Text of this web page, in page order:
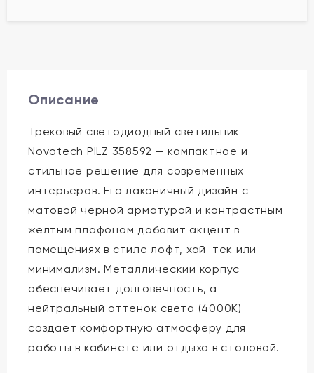
Описание
Трековый светодиодный светильник
Novotech PILZ 358592 — компактное и
стильное решение для современных
интерьеров. Его лаконичный дизайн с
матовой черной арматурой и контрастным
желтым плафоном добавит акцент в
помещениях в стиле лофт, хай-тек или
минимализм. Металлический корпус
обеспечивает долговечность, а
нейтральный оттенок света (4000K)
создает комфортную атмосферу для
работы в кабинете или отдыха в столовой.